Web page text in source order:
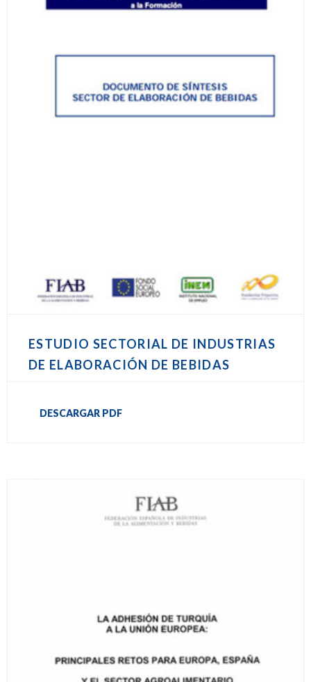
ESTUDIO SECTORIAL DE INDUSTRIAS
DE ELABORACIÓN DE BEBIDAS
DESCARGAR PDF